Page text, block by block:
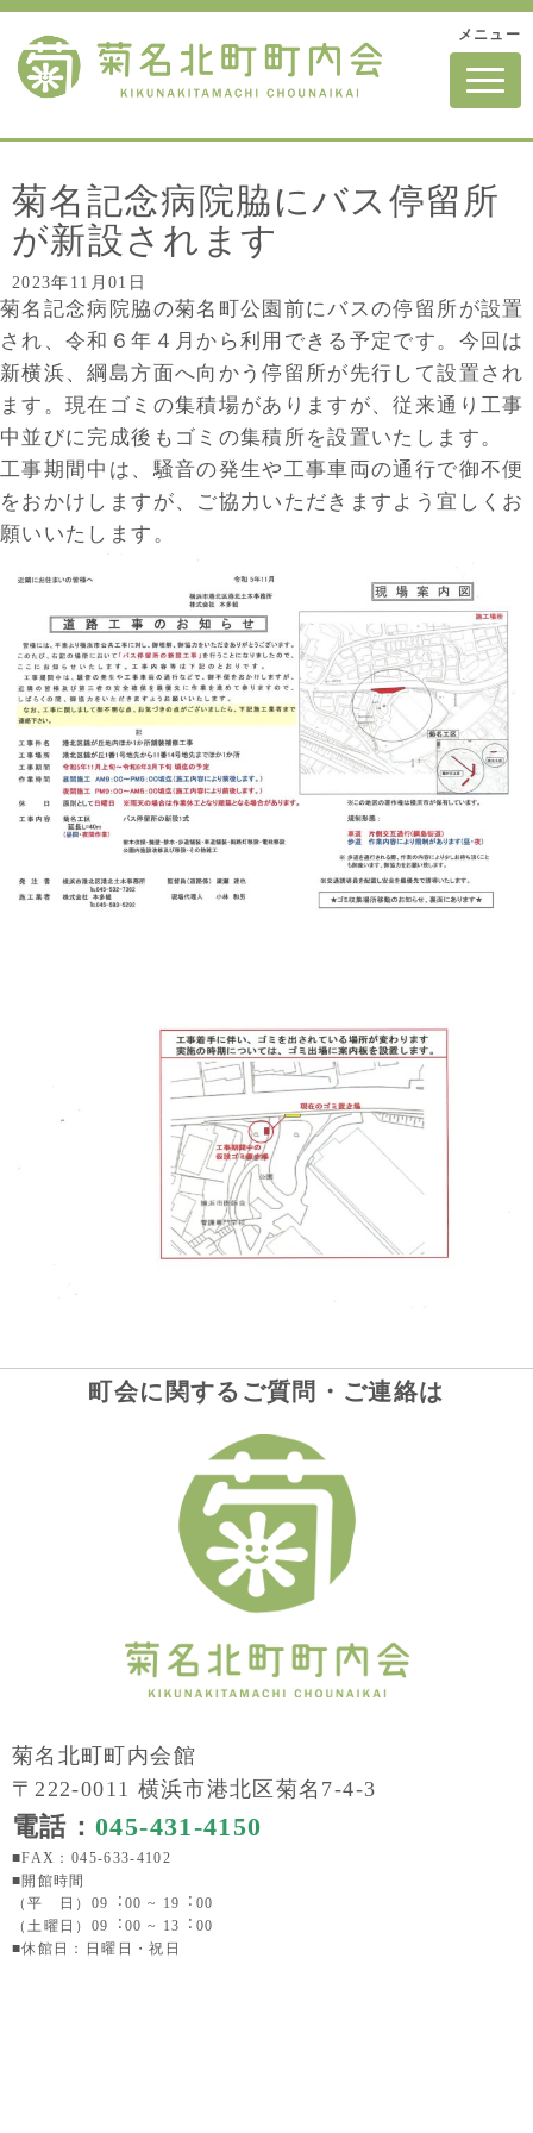
メニュー
N
a
v
t
菊名記念病院脇にバス停留所
が新設されます
2023年11月01日
菊名記念病院脇の菊名町公園前にバスの停留所が設置
され、令和６年４月から利用できる予定です。今回は
新横浜、綱島方面へ向かう停留所が先行して設置され
ます。現在ゴミの集積場がありますが、従来通り工事
中並びに完成後もゴミの集積所を設置いたします。
工事期間中は、騒音の発生や工事車両の通行で御不便
をおかけしますが、ご協力いただきますよう宜しくお
願いいたします。
町会に関するご質問・ご連絡は
菊名北町町内会館
〒222-0011 横浜市港北区菊名7-4-3
電話：045-431-4150
■FAX：045-633-4102
■開館時間
（平 日）09︓00 ~ 19︓00
（土曜日）09︓00 ~ 13︓00
■休館日：日曜日・祝日